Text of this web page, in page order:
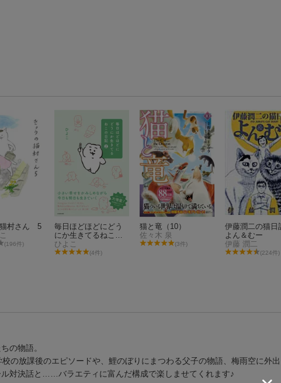
猫村さん 5
(196件)
毎日ほどほどにどう
にか生きてるねこの
日記（2）
ひよこ
(4件)
猫と竜（10）
佐々木 泉
(3件)
伊藤潤二の猫
よん＆むー
伊藤 潤二
(224件)
の物語。
の放課後のエピソードや、鯉のぼりにまつわる父子の物語、梅雨空に外
対決話と……バラエティに富んだ構成で楽しませてくれます♪